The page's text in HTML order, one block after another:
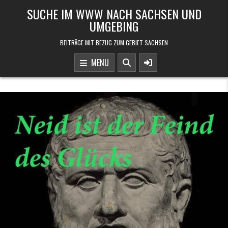
SUCHE IM WWW NACH SACHSEN UND
UMGEBING
BEITRÄGE MIT BEZUG ZUM GEBIET SACHSEN
MENU